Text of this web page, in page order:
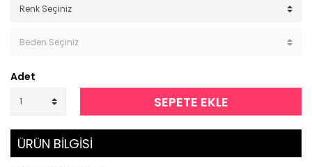
Adet
SEPETE EKLE
ÜRÜN BİLGİSİ